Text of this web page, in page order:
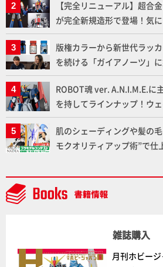
【完全リニューアル】超合
が完全新規造形で登場！気
下ろしでご紹介!!さらに「
ト」セット情報もお届け！
版権カラーから新世代ラッ
を続ける「ガイアノーツ」
ー塗料の未来についてイン
ROBOT魂 ver. A.N.I.M.E.に
を持してラインナップ！ウ
劇中どおりのプロポーショ
ダム】
肌のシェーディングや髪の
モクオリティアップ術”で仕
デルコンテスト」～8月17
中】
雑誌購入
月刊ホビー